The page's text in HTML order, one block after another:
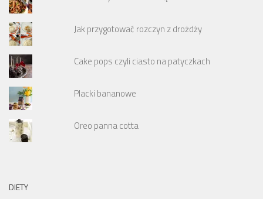
Jak przygotować rozczyn z drożdży
Cake pops czyli ciasto na patyczkach
Placki bananowe
Oreo panna cotta
DIETY